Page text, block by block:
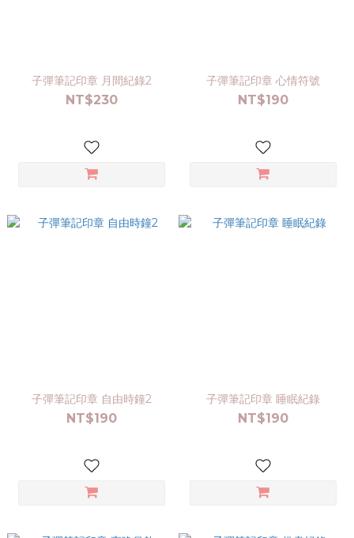
子彈筆記印章 月間紀錄2
NT$230
子彈筆記印章 心情符號
NT$190
子彈筆記印章 自由時鐘2
NT$190
子彈筆記印章 睡眠紀錄
NT$190